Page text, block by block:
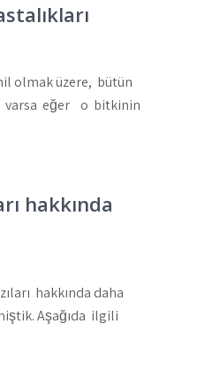
olmak üzere, bütün
varsa eğer o bitkinin
hakkında
hakkında daha
Aşağıda ilgili